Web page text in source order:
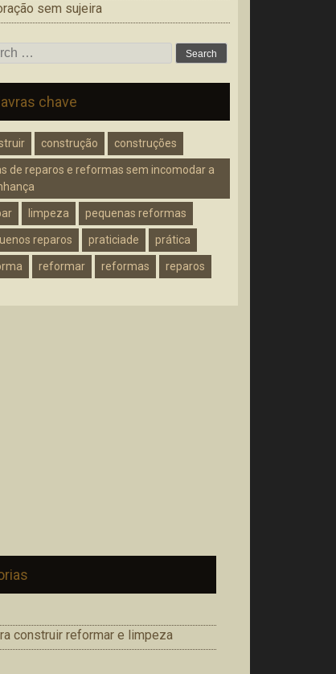
sem sujeira
chave
construção construções
de reparos e reformas sem incomodar a
limpeza pequenas reformas
reparos praticiade prática
reformar reformas reparos
construir reformar e limpeza